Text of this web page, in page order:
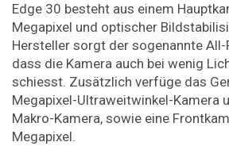
Edge 30 besteht aus einem
Megapixel und optischer
Hersteller sorgt der sogenannte All-
dass die Kamera auch bei wenig
schiesst. Zusätzlich verfüge das
Megapixel-Ultraweitwinkel-Kamera
Makro-Kamera, sowie eine
Megapixel.